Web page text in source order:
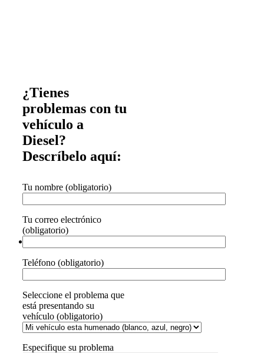
¿Tienes
problemas con tu
vehículo a
Diesel?
Descríbelo aquí:
Tu nombre (obligatorio)
Tu correo electrónico
(obligatorio)
Teléfono (obligatorio)
Seleccione el problema que
está presentando su
vehículo (obligatorio)
Especifique su problema